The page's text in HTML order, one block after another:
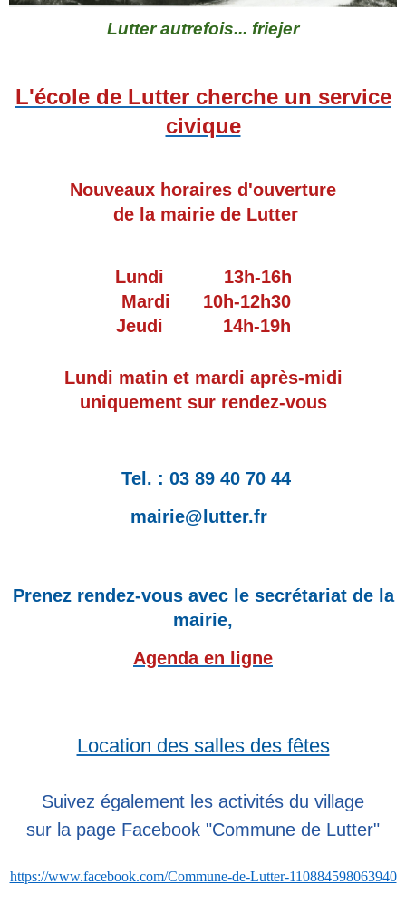
Lutter autrefois... friejer
L'école de Lutter cherche un service
civique
Nouveaux horaires d'ouverture
de la mairie de Lutter
Lundi 13h-16h
Mardi 10h-12h30
Jeudi 14h-19h
Lundi matin et mardi après-midi
uniquement sur rendez-vous
Tel. : 03 89 40 70 44
mairie@lutter.fr
Prenez rendez-vous avec le secrétariat de la
mairie,
Agenda en ligne
Location des salles des fêtes
Suivez également les activités du village
sur la page Facebook "Commune de Lutter"
https://www.facebook.com/Commune-de-Lutter-110884598063940